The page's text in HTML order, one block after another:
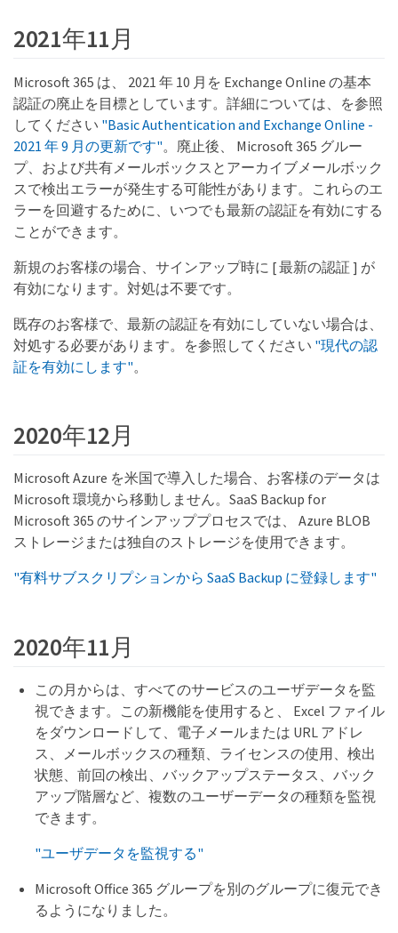
2021年11月
Microsoft 365 は、 2021 年 10 月を Exchange Online の基本
認証の廃止を目標としています。詳細については、を参照
してください "Basic Authentication and Exchange Online -
2021 年 9 月の更新です"。廃止後、 Microsoft 365 グルー
プ、および共有メールボックスとアーカイブメールボック
スで検出エラーが発生する可能性があります。これらのエ
ラーを回避するために、いつでも最新の認証を有効にする
ことができます。
新規のお客様の場合、サインアップ時に [ 最新の認証 ] が
有効になります。対処は不要です。
既存のお客様で、最新の認証を有効にしていない場合は、
対処する必要があります。を参照してください "現代の認
証を有効にします"。
2020年12月
Microsoft Azure を米国で導入した場合、お客様のデータは
Microsoft 環境から移動しません。SaaS Backup for
Microsoft 365 のサインアッププロセスでは、 Azure BLOB
ストレージまたは独自のストレージを使用できます。
"有料サブスクリプションから SaaS Backup に登録します"
2020年11月
この月からは、すべてのサービスのユーザデータを監
視できます。この新機能を使用すると、 Excel ファイル
をダウンロードして、電子メールまたは URL アドレ
ス、メールボックスの種類、ライセンスの使用、検出
状態、前回の検出、バックアップステータス、バック
アップ階層など、複数のユーザーデータの種類を監視
できます。
"ユーザデータを監視する"
Microsoft Office 365 グループを別のグループに復元でき
るようになりました。